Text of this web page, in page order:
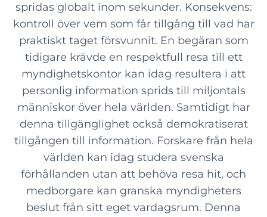
spridas globalt inom sekunder. Konsekvens:
kontroll över vem som får tillgång till vad har
praktiskt taget försvunnit. En begäran som
tidigare krävde en respektfull resa till ett
myndighetskontor kan idag resultera i att
personlig information sprids till miljontals
människor över hela världen. Samtidigt har
denna tillgänglighet också demokratiserat
tillgången till information. Forskare från hela
världen kan idag studera svenska
förhållanden utan att behöva resa hit, och
medborgare kan granska myndigheters
beslut från sitt eget vardagsrum. Denna